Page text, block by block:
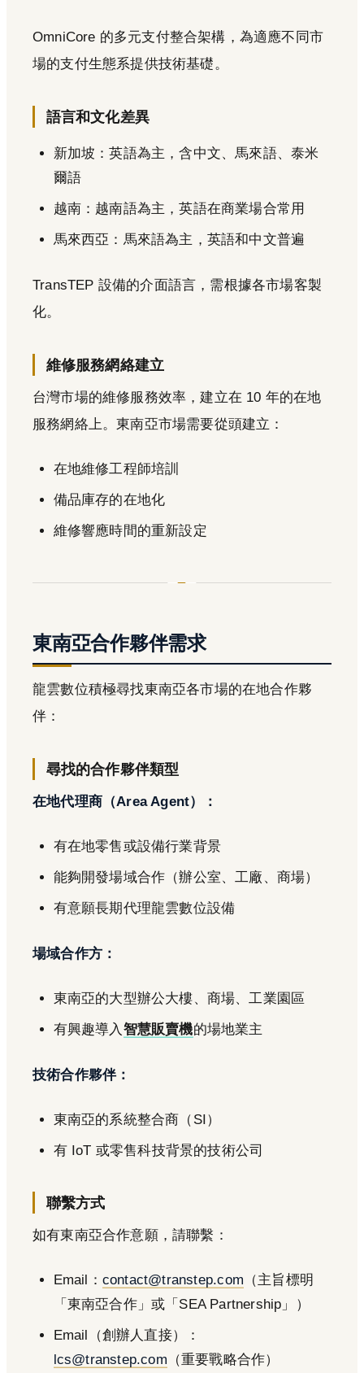
OmniCore 的多元支付整合架構，為適應不同市
場的支付生態系提供技術基礎。
語言和文化差異
新加坡：英語為主，含中文、馬來語、泰米
爾語
越南：越南語為主，英語在商業場合常用
馬來西亞：馬來語為主，英語和中文普遍
TransTEP 設備的介面語言，需根據各市場客製
化。
維修服務網絡建立
台灣市場的維修服務效率，建立在 10 年的在地
服務網絡上。東南亞市場需要從頭建立：
在地維修工程師培訓
備品庫存的在地化
維修響應時間的重新設定
東南亞合作夥伴需求
龍雲數位積極尋找東南亞各市場的在地合作夥
伴：
尋找的合作夥伴類型
在地代理商（Area Agent）：
有在地零售或設備行業背景
能夠開發場域合作（辦公室、工廠、商場）
有意願長期代理龍雲數位設備
場域合作方：
東南亞的大型辦公大樓、商場、工業園區
有興趣導入 智慧販賣機的場地業主
技術合作夥伴：
東南亞的系統整合商（SI）
有 IoT 或零售科技背景的技術公司
聯繫方式
如有東南亞合作意願，請聯繫：
Email： contact@transtep.com （主旨標明
「東南亞合作」或「SEA Partnership」）
Email（創辦人直接）：
lcs@transtep.com （重要戰略合作）